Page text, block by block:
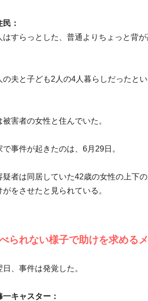
：
はすらっとした、普通よりちょっと背
の夫と子ども2人の4人暮らしだったと
被害者の女性と住んでいた。
で事件が起きたのは、6月29日。
疑者は同居していた42歳の女性の上下
がをさせたと見られている。
られない様子で助けを求める
日、事件は発覚した。
一キャスター：